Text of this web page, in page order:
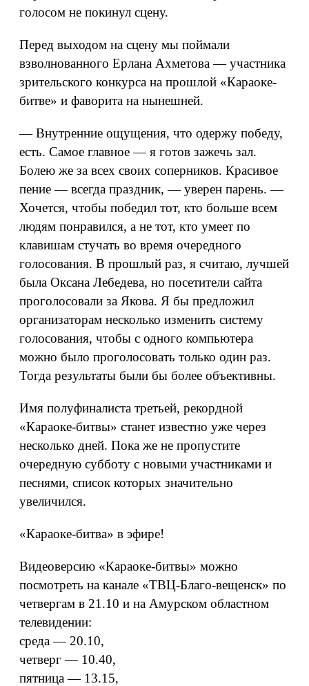
голосом не покинул сцену.
Перед выходом на сцену мы поймали
взволнованного Ерлана Ахметова — участника
зрительского конкурса на прошлой «Караоке-
битве» и фаворита на нынешней.
— Внутренние ощущения, что одержу победу,
есть. Самое главное — я готов зажечь зал.
Болею же за всех своих соперников. Красивое
пение — всегда праздник, — уверен парень. —
Хочется, чтобы победил тот, кто больше всем
людям понравился, а не тот, кто умеет по
клавишам стучать во время очередного
голосования. В прошлый раз, я считаю, лучшей
была Оксана Лебедева, но посетители сайта
проголосовали за Якова. Я бы предложил
организаторам несколько изменить систему
голосования, чтобы с одного компьютера
можно было проголосовать только один раз.
Тогда результаты были бы более объективны.
Имя полуфиналиста третьей, рекордной
«Караоке-битвы» станет известно уже через
несколько дней. Пока же не пропустите
очередную субботу с новыми участниками и
песнями, список которых значительно
увеличился.
«Караоке-битва» в эфире!
Видеоверсию «Караоке-битвы» можно
посмотреть на канале «ТВЦ-Благо-вещенск» по
четвергам в 21.10 и на Амурском областном
телевидении:
среда — 20.10,
четверг — 10.40,
пятница — 13.15,